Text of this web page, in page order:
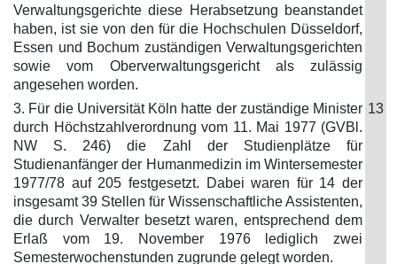
Verwaltungsgerichte diese Herabsetzung beanstandet
haben, ist sie von den für die Hochschulen Düsseldorf,
Essen und Bochum zuständigen Verwaltungsgerichten
sowie vom Oberverwaltungsgericht als zulässig
angesehen worden.
3. Für die Universität Köln hatte der zuständige Minister
durch Höchstzahlverordnung vom 11. Mai 1977 (GVBl.
NW S. 246) die Zahl der Studienplätze für
Studienanfänger der Humanmedizin im Wintersemester
1977/78 auf 205 festgesetzt. Dabei waren für 14 der
insgesamt 39 Stellen für Wissenschaftliche Assistenten,
die durch Verwalter besetzt waren, entsprechend dem
Erlaß vom 19. November 1976 lediglich zwei
Semesterwochenstunden zugrunde gelegt worden.
13